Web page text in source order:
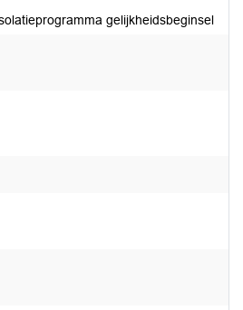
gelijkheidsbeginsel